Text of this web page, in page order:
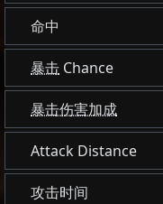
命中
暴击 Chance
暴击伤害加成
Attack Distance
攻击时间